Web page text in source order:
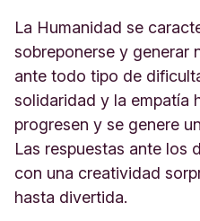
La Humanidad se
sobreponerse y generar
ante todo tipo de
solidaridad y la empatía
progresen y se genere
Las respuestas ante los
con una creatividad
hasta divertida.